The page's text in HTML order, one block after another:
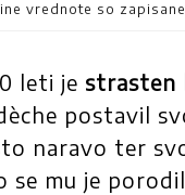
vrednote so
leti je strasten
postavil
naravo ter
se mu je